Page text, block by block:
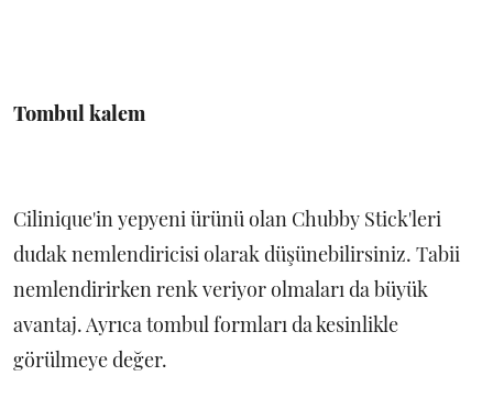
Tombul kalem
Cilinique'in yepyeni ürünü olan Chubby Stick'leri
dudak nemlendiricisi olarak düşünebilirsiniz. Tabii
nemlendirirken renk veriyor olmaları da büyük
avantaj. Ayrıca tombul formları da kesinlikle
görülmeye değer.